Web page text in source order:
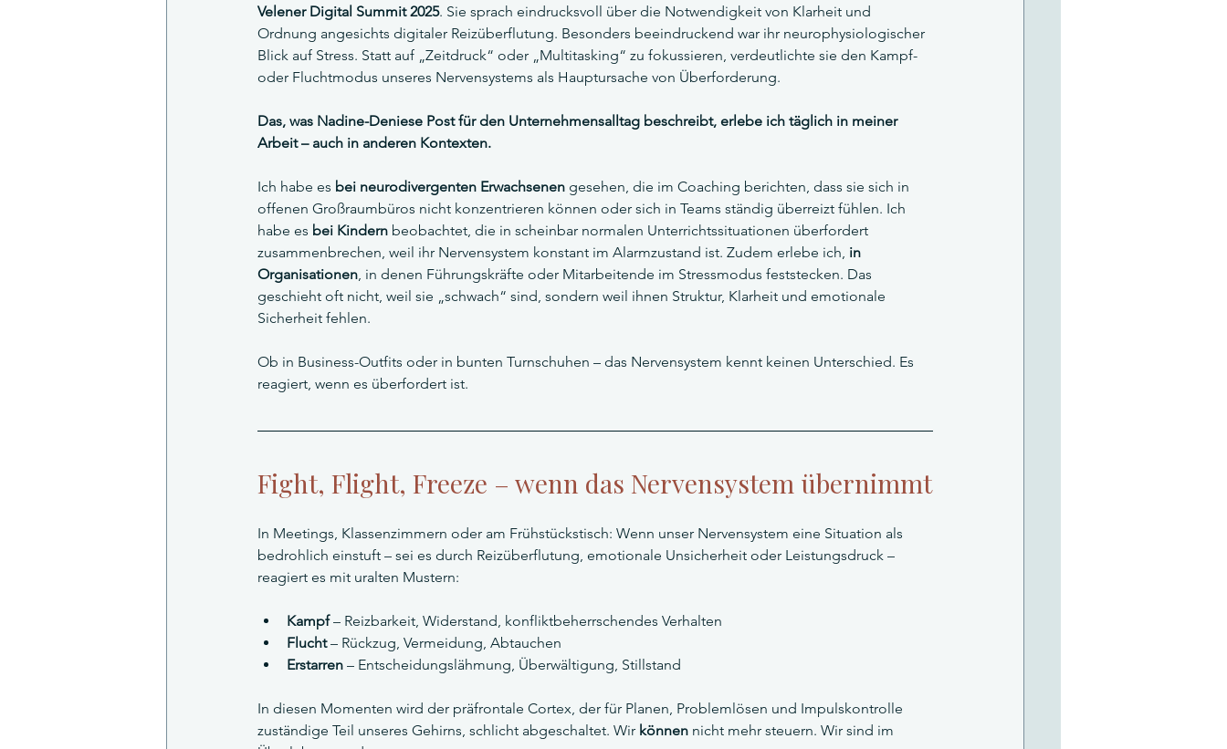
Velener Digital Summit 2025. Sie sprach eindrucksvoll über die Notwendigkeit von Klarheit und
Ordnung angesichts digitaler Reizüberflutung. Besonders beeindruckend war ihr neurophysiologischer
Blick auf Stress. Statt auf „Zeitdruck“ oder „Multitasking“ zu fokussieren, verdeutlichte sie den Kampf-
oder Fluchtmodus unseres Nervensystems als Hauptursache von Überforderung.
Das, was Nadine-Deniese Post für den Unternehmensalltag beschreibt, erlebe ich täglich in meiner
Arbeit – auch in anderen Kontexten.
Ich habe es bei neurodivergenten Erwachsenen gesehen, die im Coaching berichten, dass sie sich in
offenen Großraumbüros nicht konzentrieren können oder sich in Teams ständig überreizt fühlen. Ich
habe es bei Kindern beobachtet, die in scheinbar normalen Unterrichtssituationen überfordert
zusammenbrechen, weil ihr Nervensystem konstant im Alarmzustand ist. Zudem erlebe ich, in
Organisationen, in denen Führungskräfte oder Mitarbeitende im Stressmodus feststecken. Das
geschieht oft nicht, weil sie „schwach“ sind, sondern weil ihnen Struktur, Klarheit und emotionale
Sicherheit fehlen.
Ob in Business-Outfits oder in bunten Turnschuhen – das Nervensystem kennt keinen Unterschied. Es
reagiert, wenn es überfordert ist.
Fight, Flight, Freeze – wenn das Nervensystem übernimmt
In Meetings, Klassenzimmern oder am Frühstückstisch: Wenn unser Nervensystem eine Situation als
bedrohlich einstuft – sei es durch Reizüberflutung, emotionale Unsicherheit oder Leistungsdruck –
reagiert es mit uralten Mustern:
Kampf – Reizbarkeit, Widerstand, konfliktbeherrschendes Verhalten
Flucht – Rückzug, Vermeidung, Abtauchen
Erstarren – Entscheidungslähmung, Überwältigung, Stillstand
In diesen Momenten wird der präfrontale Cortex, der für Planen, Problemlösen und Impulskontrolle
zuständige Teil unseres Gehirns, schlicht abgeschaltet. Wir können nicht mehr steuern. Wir sind im